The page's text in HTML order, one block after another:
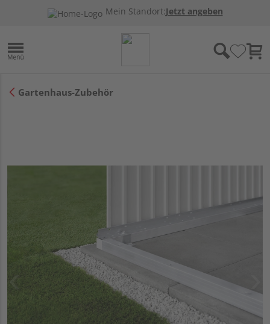
Mein Standort:Jetzt angeben
Gartenhaus-Zubehör